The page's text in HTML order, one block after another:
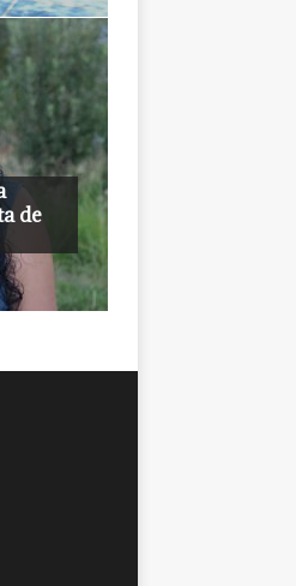
de